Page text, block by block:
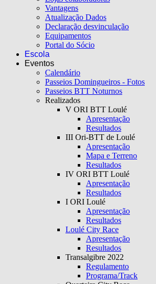
Vantagens
Atualização Dados
Declaração desvinculação
Equipamentos
Portal do Sócio
Escola
Eventos
Calendário
Passeios Domingueiros - Fotos
Passeios BTT Noturnos
Realizados
V ORI BTT Loulé
Apresentação
Resultados
III Ori-BTT de Loulé
Apresentação
Mapa e Terreno
Resultados
IV ORI BTT Loulé
Apresentação
Resultados
I ORI Loulé
Apresentação
Resultados
Loulé City Race
Apresentação
Resultados
Transalgibre 2022
Regulamento
Programa/Track